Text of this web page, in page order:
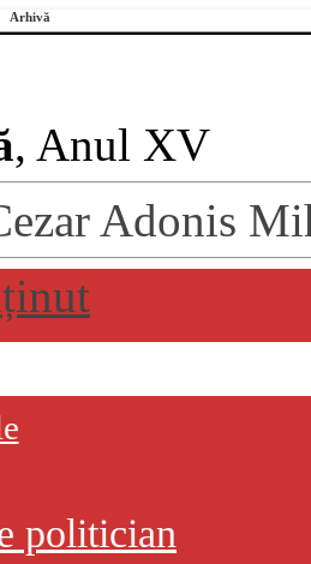
Arhivă
, Anul XV
Adonis
politician